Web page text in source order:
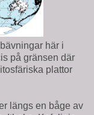
här i
på gränsen där
plattor
längs en båge av